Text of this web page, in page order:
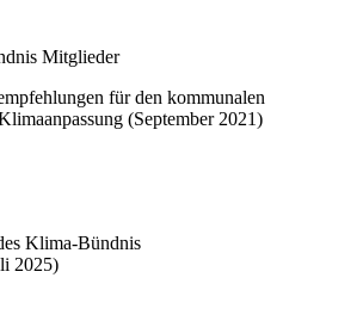
Mitglieder
für den kommunalen
(September 2021)
Klima-Bündnis
2025)